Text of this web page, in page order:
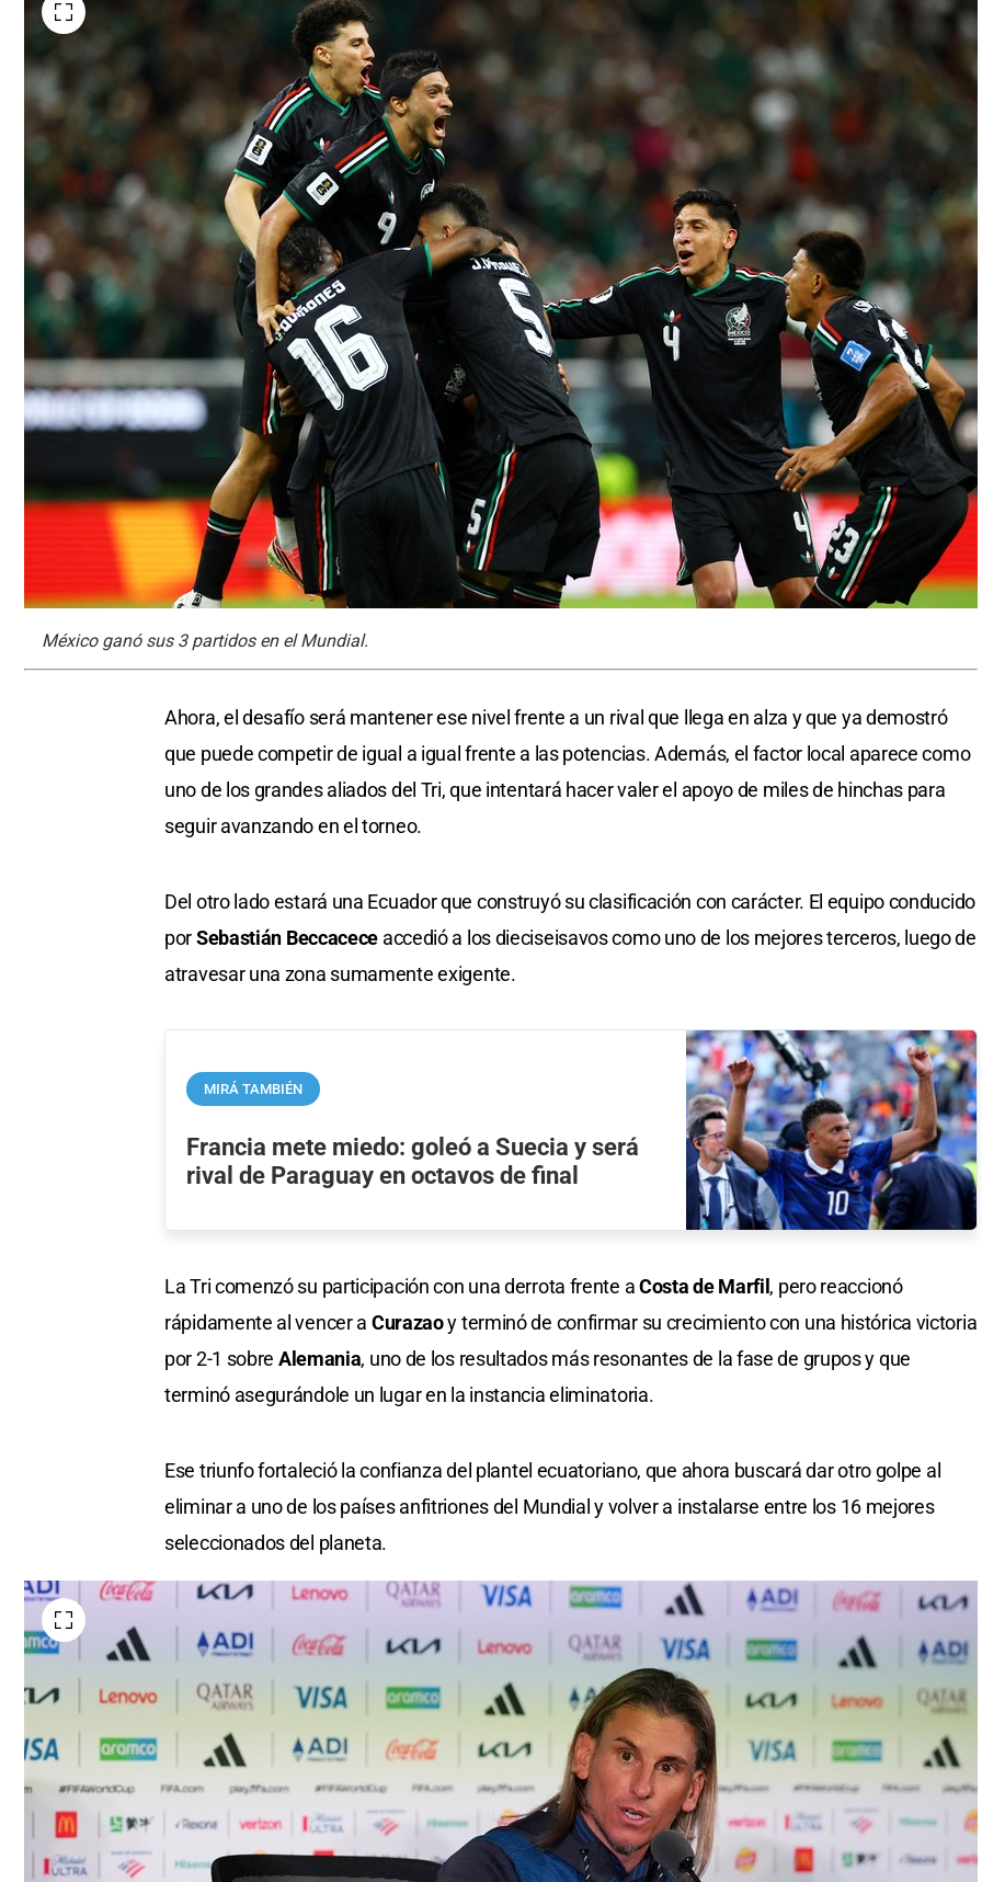
México ganó sus 3 partidos en el Mundial.
Ahora, el desafío será mantener ese nivel frente a un rival que llega en alza y que ya demostró
que puede competir de igual a igual frente a las potencias. Además, el factor local aparece como
uno de los grandes aliados del Tri, que intentará hacer valer el apoyo de miles de hinchas para
seguir avanzando en el torneo.
Del otro lado estará una Ecuador que construyó su clasificación con carácter. El equipo conducido
porSebastián Beccacece accedió a los dieciseisavos como uno de los mejores terceros, luego de
atravesar una zona sumamente exigente.
MIRÁ TAMBIÉN
Francia mete miedo: goleó a Suecia y será
rival de Paraguay en octavos de final
La Tri comenzó su participación con una derrota frente aCosta de Marfil , pero reaccionó
rápidamente al vencer a Curazaoy terminó de confirmar su crecimiento con una histórica victoria
por 2-1 sobre Alemania, uno de los resultados más resonantes de la fase de grupos y que
terminó asegurándole un lugar en la instancia eliminatoria.
Ese triunfo fortaleció la confianza del plantel ecuatoriano, que ahora buscará dar otro golpe al
eliminar a uno de los países anfitriones del Mundial y volver a instalarse entre los 16 mejores
seleccionados del planeta.